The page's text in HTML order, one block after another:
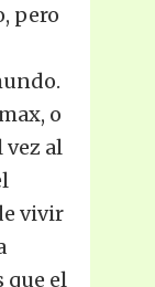
pero
o
vez al
vivir
que el